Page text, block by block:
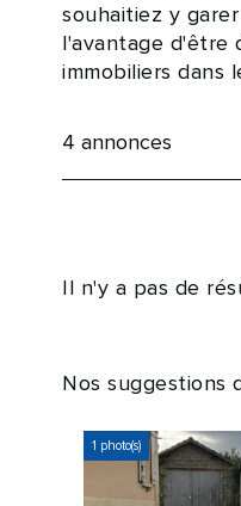
souhaitiez y
l'avantage d'être
immobiliers dans
4 annonces
Il n'y a pas de
Nos suggestions
1 photo(s)